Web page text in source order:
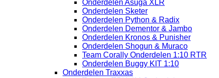
Onderdelen Asuga XLR
Onderdelen Sketer
Onderdelen Python & Radix
Onderdelen Dementor & Jambo
Onderdelen Kronos & Punisher
Onderdelen Shogun & Muraco
Team Corally Onderdelen 1:10 RTR
Onderdelen Buggy KIT 1:10
Onderdelen Traxxas